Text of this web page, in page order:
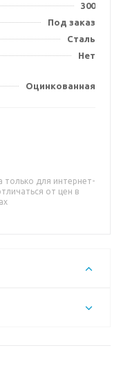
300
Под заказ
Сталь
Нет
Оцинкованная
только для интернет-
от цен в